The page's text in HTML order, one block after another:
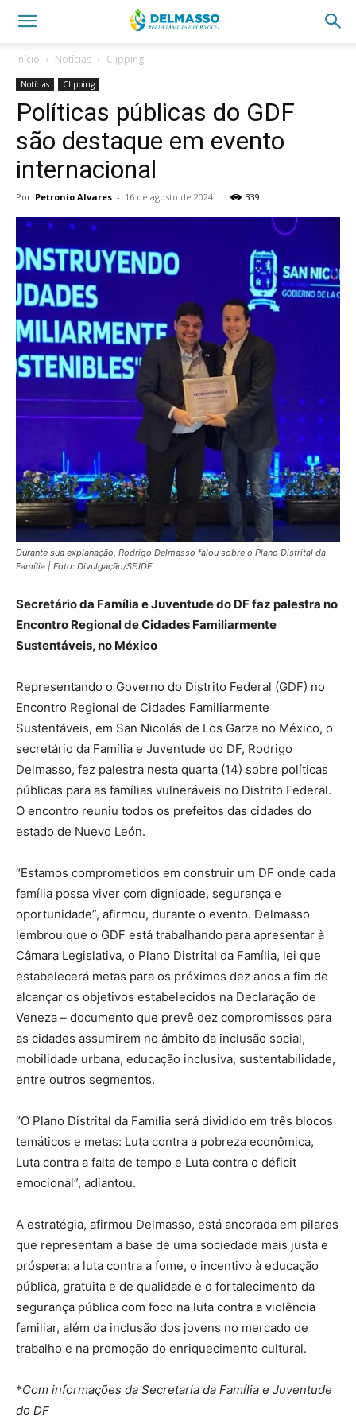
Início Notícias Clipping
Notícias Clipping
Políticas públicas do GDF
são destaque em evento
internacional
Por Petronio Alvares - 16 de agosto de 2024 339
Durante sua explanação, Rodrigo Delmasso falou sobre o Plano Distrital da
Família | Foto: Divulgação/SFJDF
Secretário da Família e Juventude do DF faz palestra no
Encontro Regional de Cidades Familiarmente
Sustentáveis, no México
Representando o Governo do Distrito Federal (GDF) no
Encontro Regional de Cidades Familiarmente
Sustentáveis, em San Nicolás de Los Garza no México, o
secretário da Família e Juventude do DF, Rodrigo
Delmasso, fez palestra nesta quarta (14) sobre políticas
públicas para as famílias vulneráveis no Distrito Federal.
O encontro reuniu todos os prefeitos das cidades do
estado de Nuevo León.
“Estamos comprometidos em construir um DF onde cada
família possa viver com dignidade, segurança e
oportunidade”, afirmou, durante o evento. Delmasso
lembrou que o GDF está trabalhando para apresentar à
Câmara Legislativa, o Plano Distrital da Família, lei que
estabelecerá metas para os próximos dez anos a fim de
alcançar os objetivos estabelecidos na Declaração de
Veneza – documento que prevê dez compromissos para
as cidades assumirem no âmbito da inclusão social,
mobilidade urbana, educação inclusiva, sustentabilidade,
entre outros segmentos.
“O Plano Distrital da Família será dividido em três blocos
temáticos e metas: Luta contra a pobreza econômica,
Luta contra a falta de tempo e Luta contra o déficit
emocional”, adiantou.
A estratégia, afirmou Delmasso, está ancorada em pilares
que representam a base de uma sociedade mais justa e
próspera: a luta contra a fome, o incentivo à educação
pública, gratuita e de qualidade e o fortalecimento da
segurança pública com foco na luta contra a violência
familiar, além da inclusão dos jovens no mercado de
trabalho e na promoção do enriquecimento cultural.
*Com informações da Secretaria da Família e Juventude
do DF